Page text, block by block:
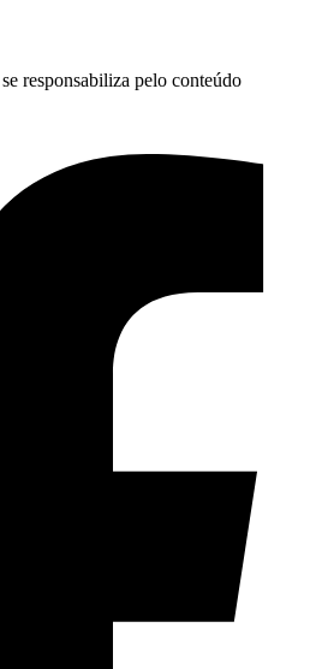
responsabiliza pelo conteúdo